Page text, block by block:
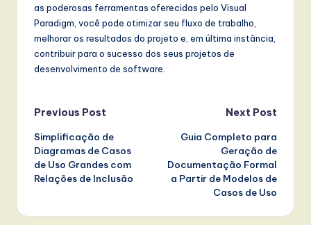
as poderosas ferramentas oferecidas pelo Visual
Paradigm, você pode otimizar seu fluxo de trabalho,
melhorar os resultados do projeto e, em última instância,
contribuir para o sucesso dos seus projetos de
desenvolvimento de software.
Post
navigation
Previous Post
Simplificação de
Diagramas de Casos
de Uso Grandes com
Relações de Inclusão
Next Post
Guia Completo para
Geração de
Documentação Formal
a Partir de Modelos de
Casos de Uso